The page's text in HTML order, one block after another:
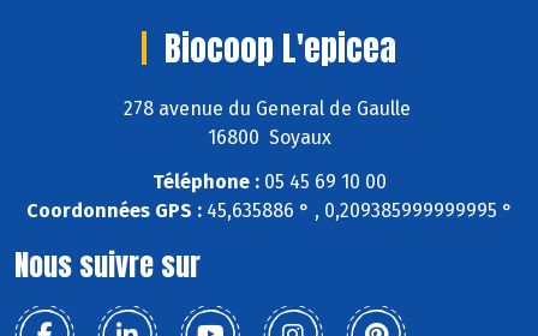
Biocoop L'epicea
278 avenue du General de Gaulle
16800 Soyaux
Téléphone :05 45 69 10 00
Coordonnées GPS :45,635886 ° , 0,209385999999995 °
Nous suivre sur